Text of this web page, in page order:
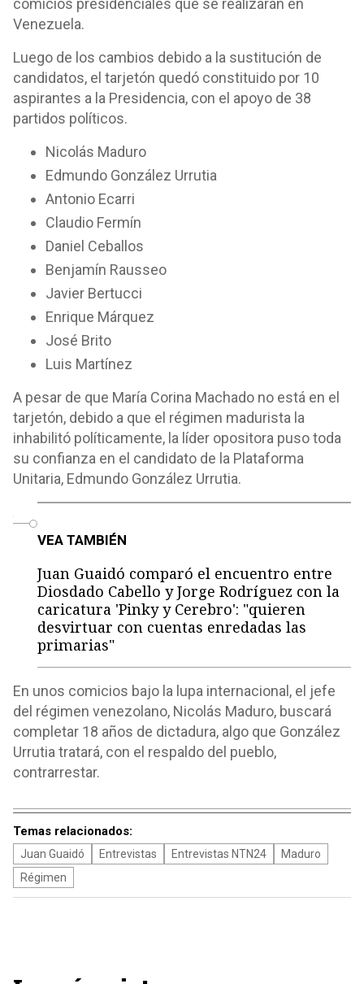
comicios presidenciales que se realizarán en
Venezuela.
Luego de los cambios debido a la sustitución de
candidatos, el tarjetón quedó constituido por 10
aspirantes a la Presidencia, con el apoyo de 38
partidos políticos.
Nicolás Maduro
Edmundo González Urrutia
Antonio Ecarri
Claudio Fermín
Daniel Ceballos
Benjamín Rausseo
Javier Bertucci
Enrique Márquez
José Brito
Luis Martínez
A pesar de que María Corina Machado no está en el
tarjetón, debido a que el régimen madurista la
inhabilitó políticamente, la líder opositora puso toda
su confianza en el candidato de la Plataforma
Unitaria, Edmundo González Urrutia.
VEA TAMBIÉN
Juan Guaidó comparó el encuentro entre
Diosdado Cabello y Jorge Rodríguez con la
caricatura 'Pinky y Cerebro': "quieren
desvirtuar con cuentas enredadas las
primarias"
En unos comicios bajo la lupa internacional, el jefe
del régimen venezolano, Nicolás Maduro, buscará
completar 18 años de dictadura, algo que González
Urrutia tratará, con el respaldo del pueblo,
contrarrestar.
Temas relacionados:
Juan Guaidó Entrevistas Entrevistas NTN24
Maduro
Régimen